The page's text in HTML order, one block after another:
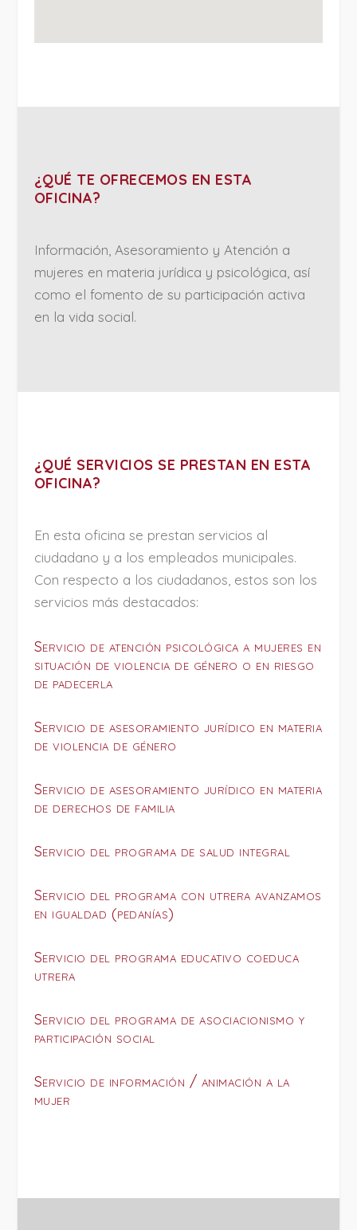
¿QUÉ TE OFRECEMOS EN ESTA
OFICINA?
Información, Asesoramiento y Atención a
mujeres en materia jurídica y psicológica, así
como el fomento de su participación activa
en la vida social.
¿QUÉ SERVICIOS SE PRESTAN EN ESTA
OFICINA?
En esta oficina se prestan servicios al
ciudadano y a los empleados municipales.
Con respecto a los ciudadanos, estos son los
servicios más destacados:
Servicio de atención psicológica a mujeres en
situación de violencia de género o en riesgo
de padecerla
Servicio de asesoramiento jurídico en materia
de violencia de género
Servicio de asesoramiento jurídico en materia
de derechos de familia
Servicio del programa de salud integral
Servicio del programa con utrera avanzamos
en igualdad (pedanías)
Servicio del programa educativo coeduca
utrera
Servicio del programa de asociacionismo y
participación social
Servicio de información / animación a la
mujer